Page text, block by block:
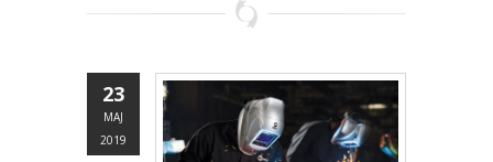
23
MAJ
2019